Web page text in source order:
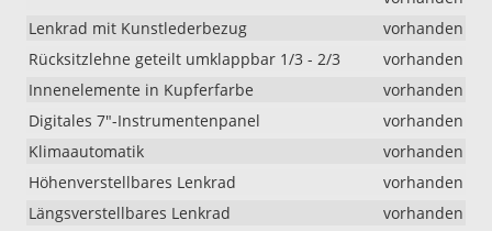
Lenkrad mit Kunstlederbezug
vorhanden
Rücksitzlehne geteilt umklappbar 1/3 - 2/3
vorhanden
Innenelemente in Kupferfarbe
vorhanden
Digitales 7"-Instrumentenpanel
vorhanden
Klimaautomatik
vorhanden
Höhenverstellbares Lenkrad
vorhanden
Längsverstellbares Lenkrad
vorhanden